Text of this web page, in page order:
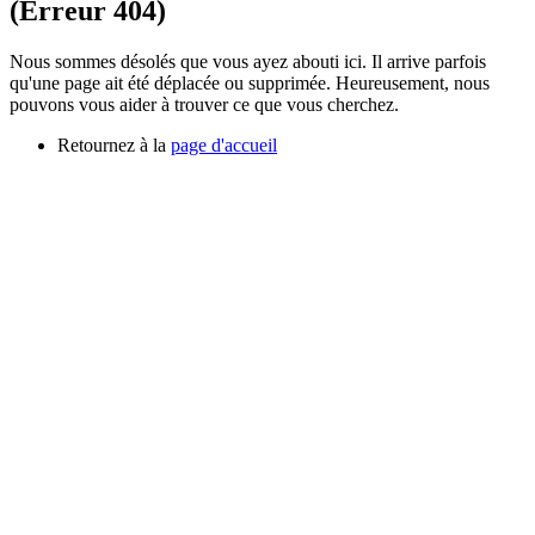
(Erreur 404)
Nous sommes désolés que vous ayez abouti ici. Il arrive parfois
qu'une page ait été déplacée ou supprimée. Heureusement, nous
pouvons vous aider à trouver ce que vous cherchez.
Retournez à la page d'accueil